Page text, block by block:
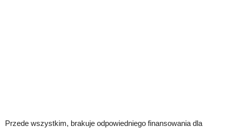
Przede wszystkim, brakuje odpowiedniego finansowania dla